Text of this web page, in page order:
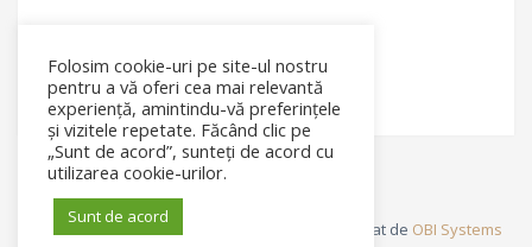
RSS - articole
© Elena Filip. All rights reserved ® - Site dezvoltat de OBI Systems
Folosim cookie-uri pe site-ul nostru
pentru a vă oferi cea mai relevantă
experiență, amintindu-vă preferințele
și vizitele repetate. Făcând clic pe
„Sunt de acord”, sunteți de acord cu
utilizarea cookie-urilor.
Sunt de acord